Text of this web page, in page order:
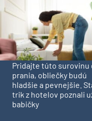
Pridajte túto surovinu
prania, obliečky budú
hladšie a pevnejšie.
trik z hotelov poznali
babičky